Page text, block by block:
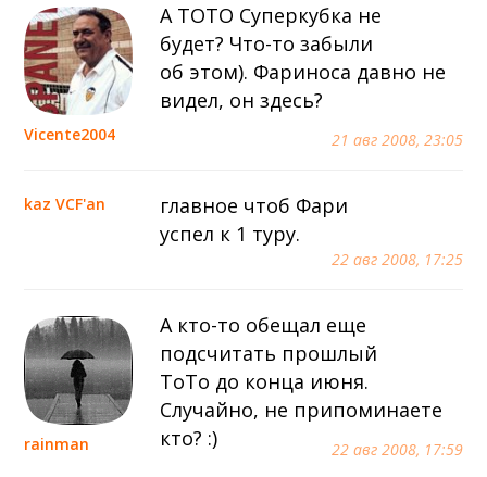
Vicente2004 21 авг 2008, 23:05
А ТОТО Суперкубка не
будет? Что-то забыли
об этом). Фариноса давно не
видел, он здесь?
kaz VCF'an
22 авг 2008, 17:25
главное чтоб Фари
успел к 1 туру.
rainman 22 авг 2008, 17:59
А кто-то обещал еще
подсчитать прошлый
ТоТо до конца июня.
Случайно, не припоминаете
кто? :)